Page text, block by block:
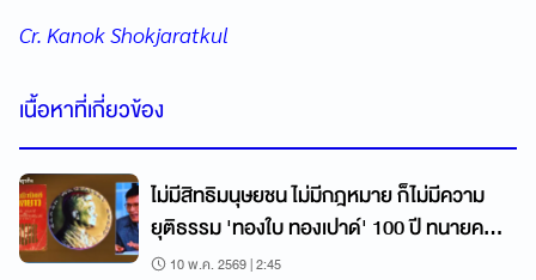
Cr. Kanok Shokjaratkul
เนื้อหาที่เกี่ยวข้อง
ไม่มีสิทธิมนุษยชน ไม่มีกฎหมาย ก็ไม่มีความ
ยุติธรรม 'ทองใบ ทองเปาด์' 100 ปี ทนายคน
ยาก10 พ.ค. 2569 | 2:45